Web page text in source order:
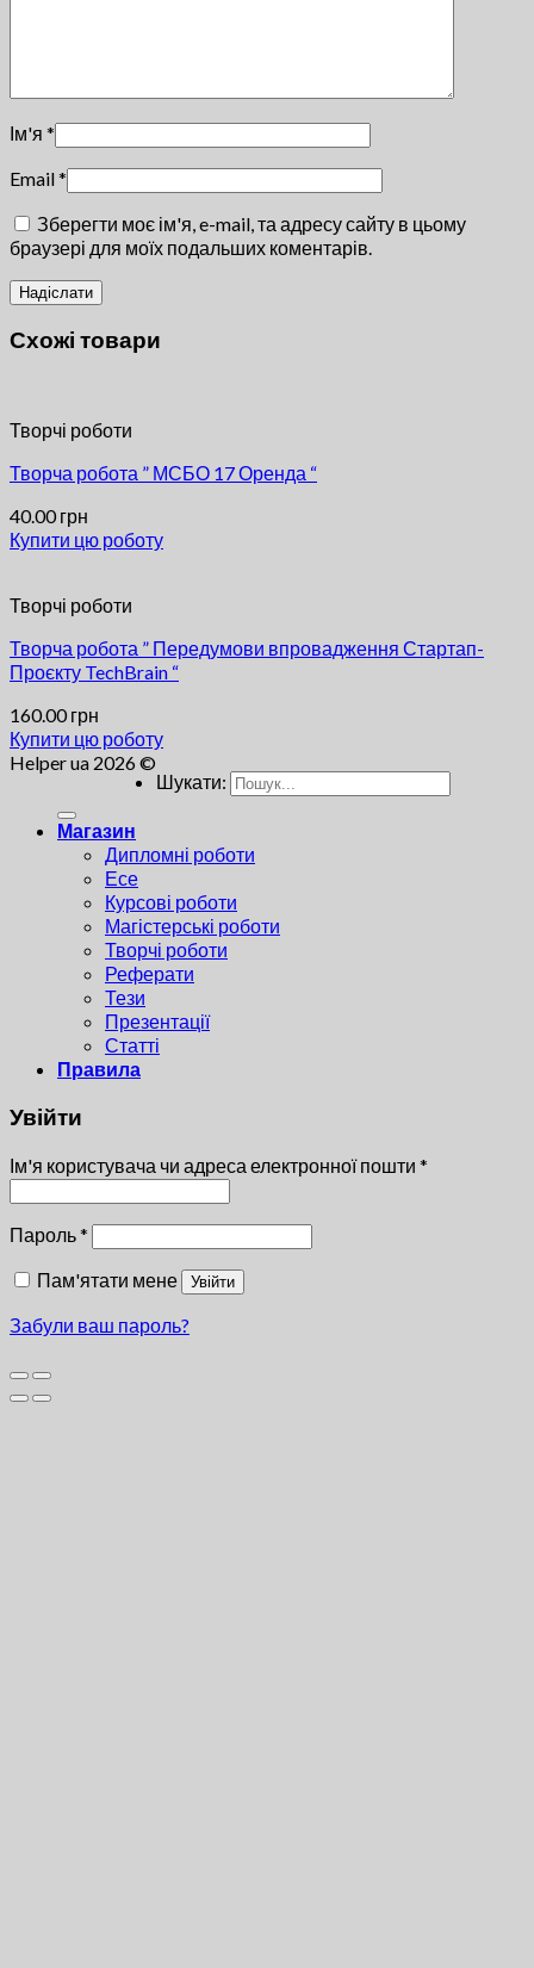
Ім'я *
Email*
Зберегти моє ім'я, e-mail, та адресу сайту в цьому
браузері для моїх подальших коментарів.
Схожі товари
Творчі роботи
Творча робота ” МСБО 17 Оренда “
40.00грн
Купити цю роботу
Творчі роботи
Творча робота ” Передумови впровадження Стартап-
Проєкту TechBrain “
160.00грн
Купити цю роботу
Helper ua 2026 ©
Шукати:
Магазин
Дипломні роботи
Есе
Курсові роботи
Магістерські роботи
Творчі роботи
Реферати
Тези
Презентації
Статті
Правила
Увійти
Ім'я користувача чи адреса електронної пошти *
Пароль*
Пам'ятати мене
Увійти
Забули ваш пароль?